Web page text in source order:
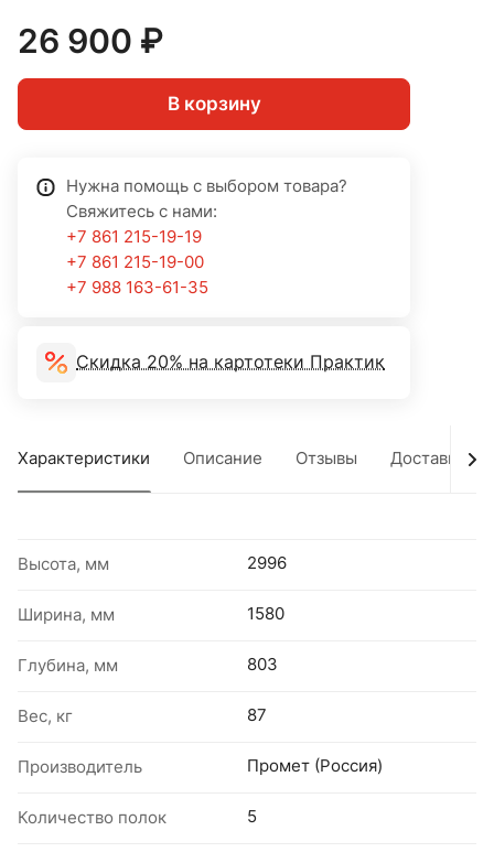
26 900 ₽
В корзину
Нужна помощь с выбором товара?
Свяжитесь с нами:
+7 861 215-19-19
+7 861 215-19-00
+7 988 163-61-35
Скидка 20% на картотеки Практик
Характеристики Описание Отзывы Доставка
Высота, мм 2996
Ширина, мм 1580
Глубина, мм 803
Вес, кг 87
Производитель Промет (Россия)
Количество полок 5